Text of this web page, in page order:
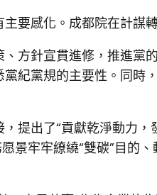
要感化。成都院在計謀
、方針宣貫進修，推進黨
紀黨規的主要性。同時
提出了“貢獻乾淨動力
景牢牢繚繞“雙碳”目的